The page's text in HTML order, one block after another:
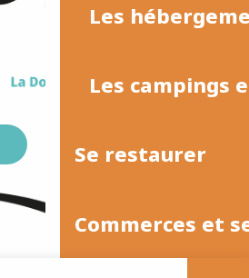
Les
Les campings
Se restaurer
Commerces et